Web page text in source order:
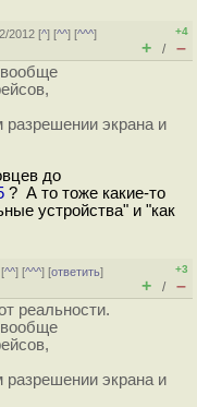
2012 [^] [^^] [^^^]
+4
+ / –
экрана и
до
? А то тоже какие-то
устройства" и "как
^^] [^^^] [ответить]
+3
+ / –
реальности.
экрана и